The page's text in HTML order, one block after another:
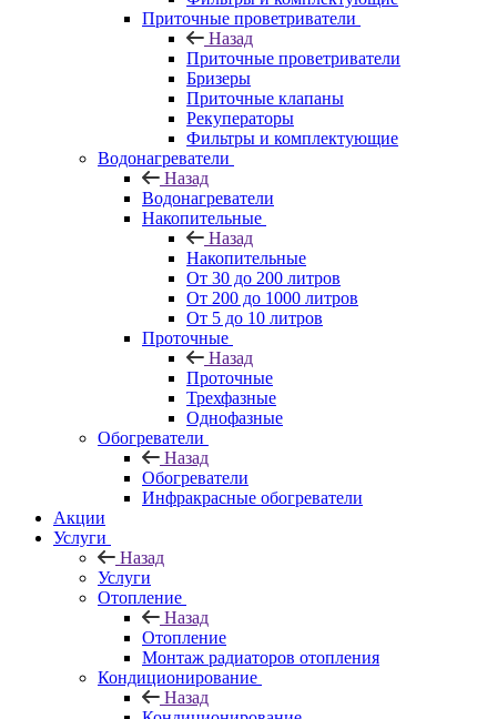
Приточные проветриватели
Назад
Приточные проветриватели
Бризеры
Приточные клапаны
Рекуператоры
Фильтры и комплектующие
Водонагреватели
Назад
Водонагреватели
Накопительные
Назад
Накопительные
От 30 до 200 литров
От 200 до 1000 литров
От 5 до 10 литров
Проточные
Назад
Проточные
Трехфазные
Однофазные
Обогреватели
Назад
Обогреватели
Инфракрасные обогреватели
Акции
Услуги
Назад
Услуги
Отопление
Назад
Отопление
Монтаж радиаторов отопления
Кондиционирование
Назад